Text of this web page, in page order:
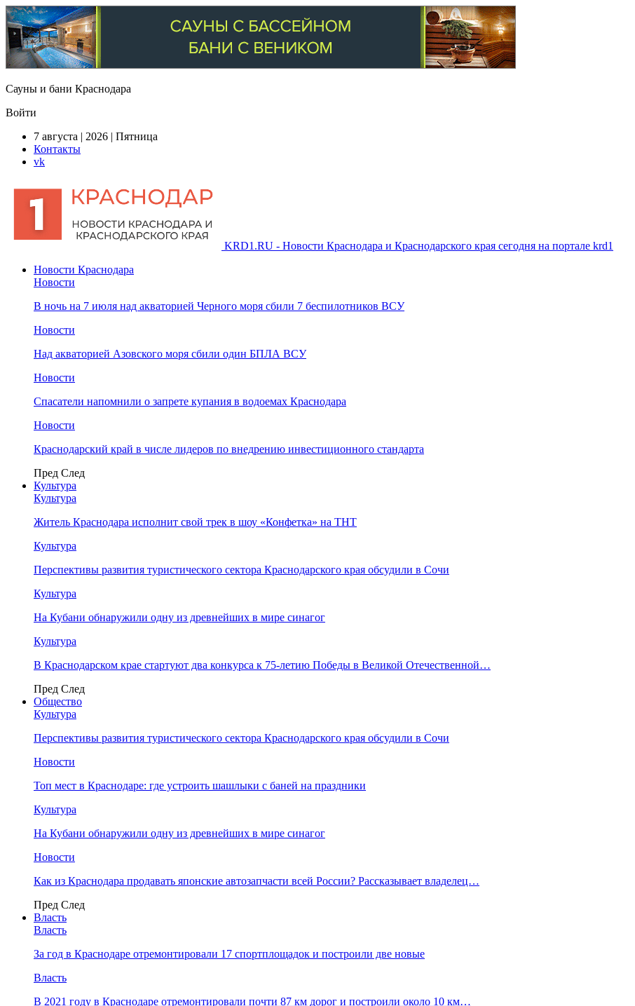
Сауны и бани Краснодара
Войти
7 августа | 2026 | Пятница
Контакты
vk
KRD1.RU - Новости Краснодара и Краснодарского края сегодня на портале krd1
Новости Краснодара
Новости
В ночь на 7 июля над акваторией Черного моря сбили 7 беспилотников ВСУ
Новости
Над акваторией Азовского моря сбили один БПЛА ВСУ
Новости
Спасатели напомнили о запрете купания в водоемах Краснодара
Новости
Краснодарский край в числе лидеров по внедрению инвестиционного стандарта
Пред След
Культура
Культура
Житель Краснодара исполнит свой трек в шоу «Конфетка» на ТНТ
Культура
Перспективы развития туристического сектора Краснодарского края обсудили в Сочи
Культура
На Кубани обнаружили одну из древнейших в мире синагог
Культура
В Краснодарском крае стартуют два конкурса к 75-летию Победы в Великой Отечественной…
Пред След
Общество
Культура
Перспективы развития туристического сектора Краснодарского края обсудили в Сочи
Новости
Топ мест в Краснодаре: где устроить шашлыки с баней на праздники
Культура
На Кубани обнаружили одну из древнейших в мире синагог
Новости
Как из Краснодара продавать японские автозапчасти всей России? Рассказывает владелец…
Пред След
Власть
Власть
За год в Краснодаре отремонтировали 17 спортплощадок и построили две новые
Власть
В 2021 году в Краснодаре отремонтировали почти 87 км дорог и построили около 10 км…